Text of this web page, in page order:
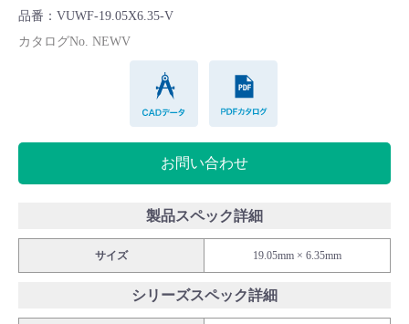
製品動画一覧
バルブと継手のきほん
説明会・講習会
Corporate Blog
品番：VUWF-19.05X6.35-V
カタログNo. NEWV
お問い合わせ
製品スペック詳細
サイズ 19.05mm × 6.35mm
シリーズスペック詳細